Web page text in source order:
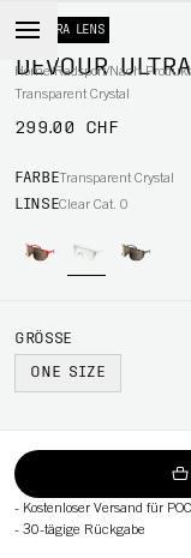
Home/Radsport/Nach
+ EXTRA LENS
DEVOUR
Transparent Crystal
299.00 CHF
FARBETransparent Crystal
LINSEClear Cat. 0
GRÖSSE
ONE SIZE
- Kostenloser Versand für
- 30-tägige Rückgabe